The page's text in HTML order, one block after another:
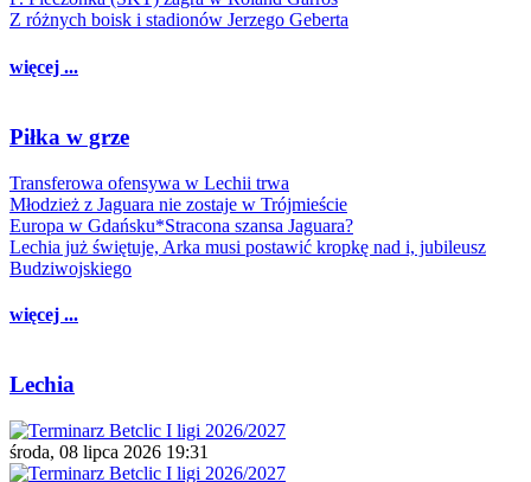
Z różnych boisk i stadionów Jerzego Geberta
więcej ...
Piłka w grze
Transferowa ofensywa w Lechii trwa
Młodzież z Jaguara nie zostaje w Trójmieście
Europa w Gdańsku*Stracona szansa Jaguara?
Lechia już świętuje, Arka musi postawić kropkę nad i, jubileusz
Budziwojskiego
więcej ...
Lechia
środa, 08 lipca 2026 19:31